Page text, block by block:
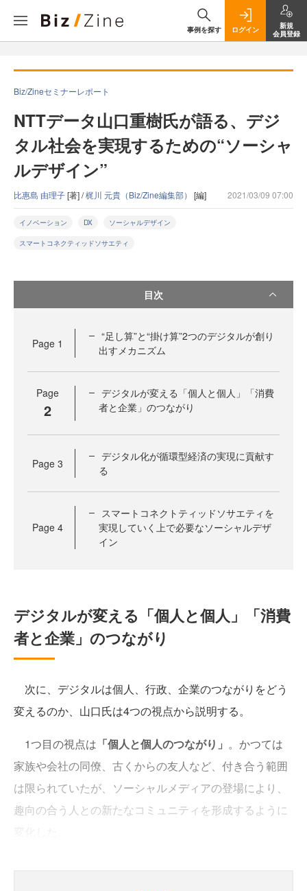
事例を探す ログイン
新規
会員登録
Biz/Zineセミナーレポート
NTTデータ山口重樹氏が語る、デジ
タル社会を実現するための“ソーシャ
ルデザイン”
比惠島 由理子[著] /梶川 元貴（Biz/Zine編集部） [編] 2021/03/09 07:00
イノベーション DX ソーシャルデザイン
スマートコネクティッドソサエティ
目次
Page 1
“足し算”と“掛け算”2つのデジタルが創り
出すメカニズム
Page
2
デジタルが変える「個人と個人」「消費
者と企業」のつながり
Page 3
デジタル化が循環型経済の実現に貢献す
る
Page 4
スマートコネクトティッドソサエティを
実現していく上で必要なソーシャルデザ
イン
デジタルが変える「個人と個人」「消費
者と企業」のつながり
次に、デジタルは個人、行政、企業のつながりをどう
変えるのか、山口氏は4つの視点から説明する。
1つ目の視点は 「個人と個人のつながり」 。かつては
家族や会社の同僚、古くからの友人など、付き合う範囲
は限られていたが、ソーシャルメディアの登場により、
趣向の合う人との新たなコミュニティを形成するように